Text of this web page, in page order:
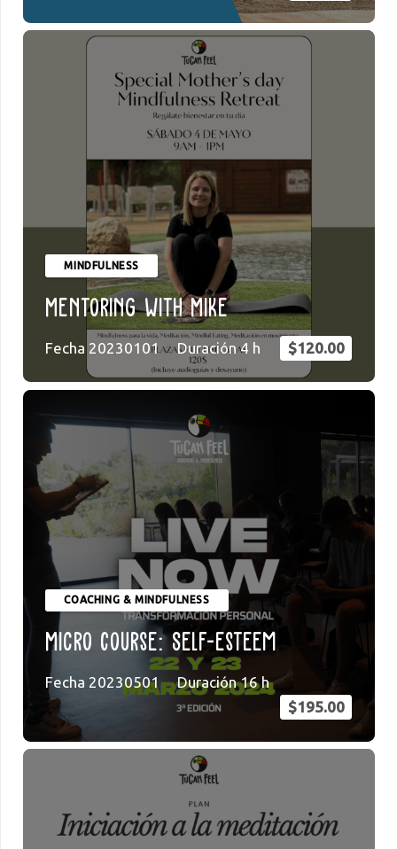
MINDFULNESS
Mentoring with Mike
Fecha 20230101 Duración4 h $120.00
COACHING & MINDFULNESS
Micro Course: Self-esteem
Fecha 20230501 Duración16h
$195.00